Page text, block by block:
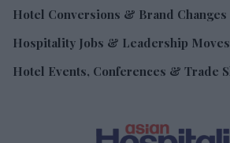
SPONSORSHIP T & CPRIVACY POLICY
AMG GROUP CAREER